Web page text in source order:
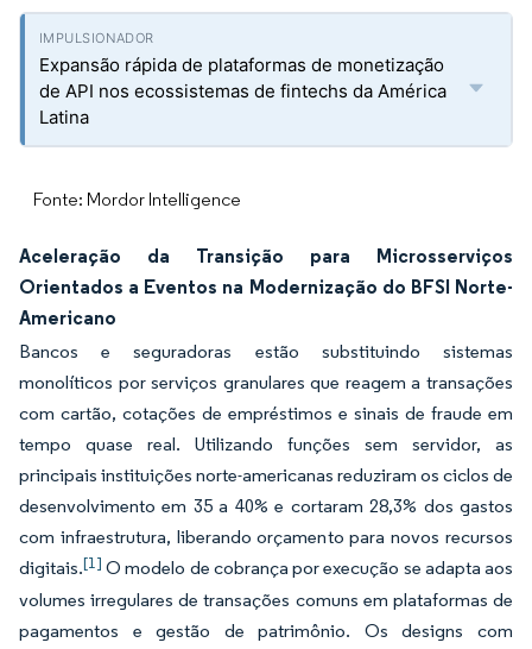
Expansão rápida de plataformas de monetização
de API nos ecossistemas de fintechs da América
Latina
Fonte: Mordor Intelligence
Aceleração da Transição para Microsserviços
Orientados a Eventos na Modernização do BFSI Norte-
Americano
Bancos e seguradoras estão substituindo sistemas
monolíticos por serviços granulares que reagem a transações
com cartão, cotações de empréstimos e sinais de fraude em
tempo quase real. Utilizando funções sem servidor, as
principais instituições norte-americanas reduziram os ciclos de
desenvolvimento em 35 a 40% e cortaram 28,3% dos gastos
com infraestrutura, liberando orçamento para novos recursos
digitais.[1] O modelo de cobrança por execução se adapta aos
volumes irregulares de transações comuns em plataformas de
pagamentos e gestão de patrimônio. Os designs com